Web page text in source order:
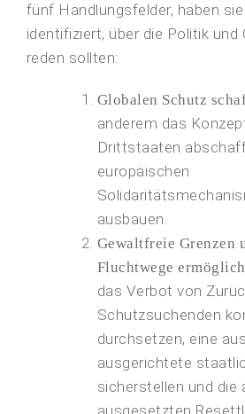
fünf Handlungsfelder, haben
identifiziert, über die Politik und
reden sollten:
Globalen Schutz
anderem das
Drittstaaten
europäischen
ausbauen.
Gewaltfreie Grenzen
Fluchtwege
das Verbot von
Schutzsuchenden
durchsetzen, eine
ausgerichtete
sicherstellen und die